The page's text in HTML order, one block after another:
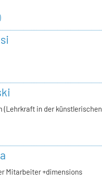
in der künstlerischen
Mitarbeiter +dimensions